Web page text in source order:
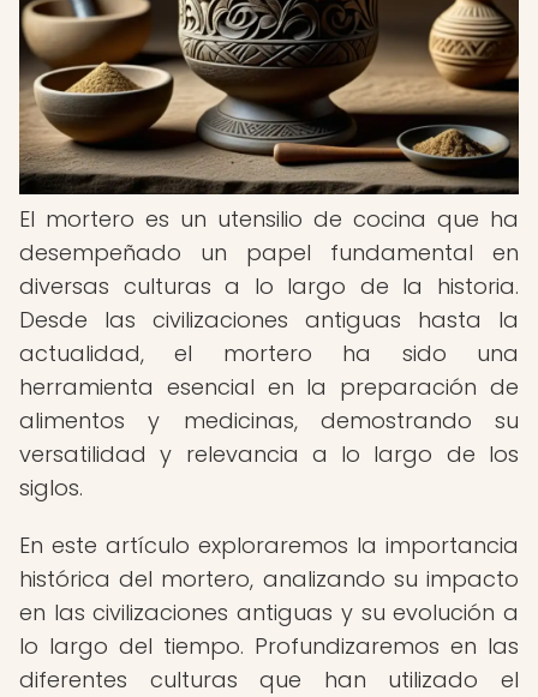
El mortero es un utensilio de cocina que ha
desempeñado un papel fundamental en
diversas culturas a lo largo de la historia.
Desde las civilizaciones antiguas hasta la
actualidad, el mortero ha sido una
herramienta esencial en la preparación de
alimentos y medicinas, demostrando su
versatilidad y relevancia a lo largo de los
siglos.
En este artículo exploraremos la importancia
histórica del mortero, analizando su impacto
en las civilizaciones antiguas y su evolución a
lo largo del tiempo. Profundizaremos en las
diferentes culturas que han utilizado el